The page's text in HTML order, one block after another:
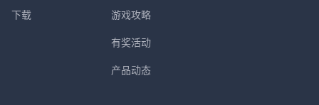
下载 游戏攻略
有奖活动
产品动态